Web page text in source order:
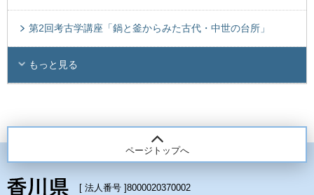
第2回考古学講座「鍋と釜からみた古代・中世の台所」
もっと見る
ページトップへ
[ 法人番号 ]8000020370002